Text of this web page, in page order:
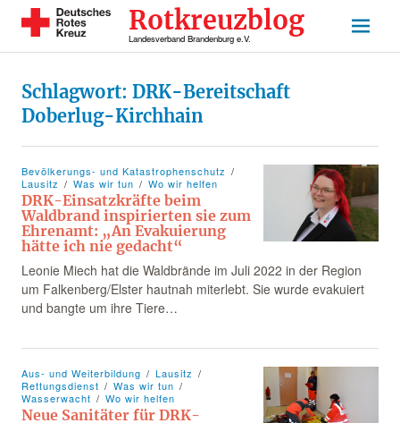
Rotkreuzblog
Landesverband Brandenburg e.V.
Schlagwort: DRK-Bereitschaft
Doberlug-Kirchhain
Bevölkerungs- und Katastrophenschutz
Lausitz
Was wir tun Wo wir helfen
DRK-Einsatzkräfte beim
Waldbrand inspirierten sie zum
Ehrenamt: „An Evakuierung
hätte ich nie gedacht“
Leonie Miech hat die Waldbrände im Juli 2022 in der Region
um Falkenberg/Elster hautnah miterlebt. Sie wurde evakuiert
und bangte um ihre Tiere…
Aus- und Weiterbildung
Lausitz
Rettungsdienst
Was wir tun
Wasserwacht
Wo wir helfen
Neue Sanitäter für DRK-